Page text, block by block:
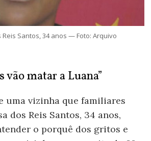
Santos, 34 anos — Foto: Arquivo
vão matar a Luana”
uma vizinha que familiares
dos Reis Santos, 34 anos,
o porquê dos gritos e